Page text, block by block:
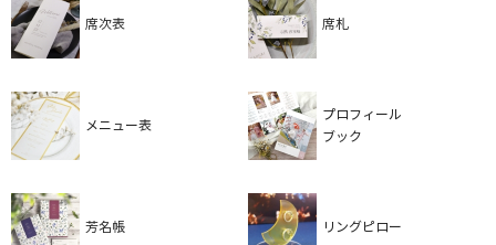
席次表 席札
メニュー表
プロフィール
ブック
芳名帳 リングピロー